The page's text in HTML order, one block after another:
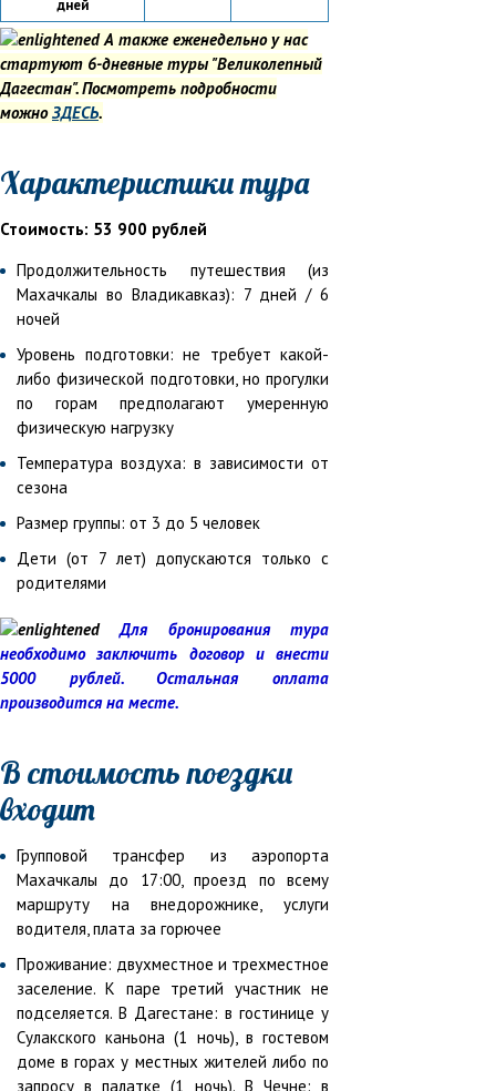
дней
А также еженедельно у нас
стартуют 6-дневные туры "Великолепный
Дагестан". Посмотреть подробности
можноЗДЕСЬ.
Характеристики тура
Стоимость: 53 900 рублей
Продолжительность путешествия (из
Махачкалы во Владикавказ): 7 дней / 6
ночей
Уровень подготовки: не требует какой-
либо физической подготовки, но прогулки
по горам предполагают умеренную
физическую нагрузку
Температура воздуха: в зависимости от
сезона
Размер группы: от 3 до 5 человек
Дети (от 7 лет) допускаются только с
родителями
Для бронирования тура
необходимо заключить договор и внести
5000 рублей. Остальная оплата
производится на месте.
В стоимость поездки
входит
Групповой трансфер из аэропорта
Махачкалы до 17:00, проезд по всему
маршруту на внедорожнике, услуги
водителя, плата за горючее
Проживание: двухместное и трехместное
заселение. К паре третий участник не
подселяется. В Дагестане: в гостинице у
Сулакского каньона (1 ночь), в гостевом
доме в горах у местных жителей либо по
запросу в палатке (1 ночь). В Чечне: в